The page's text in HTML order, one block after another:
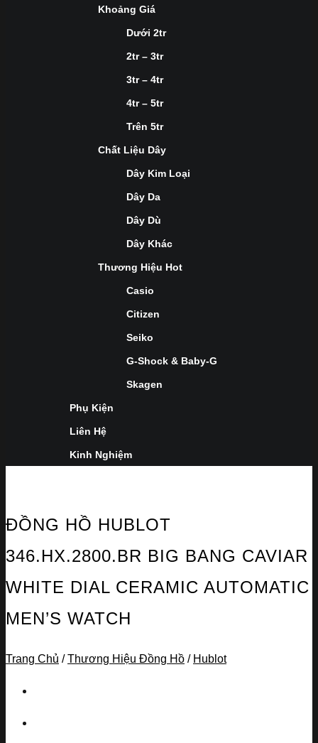
Khoảng Giá
Dưới 2tr
2tr – 3tr
3tr – 4tr
4tr – 5tr
Trên 5tr
Chất Liệu Dây
Dây Kim Loại
Dây Da
Dây Dù
Dây Khác
Thương Hiệu Hot
Casio
Citizen
Seiko
G-Shock & Baby-G
Skagen
Phụ Kiện
Liên Hệ
Kinh Nghiệm
ĐỒNG HỒ HUBLOT
346.HX.2800.BR BIG BANG CAVIAR
WHITE DIAL CERAMIC AUTOMATIC
MEN’S WATCH
Trang Chủ / Thương Hiệu Đồng Hồ / Hublot